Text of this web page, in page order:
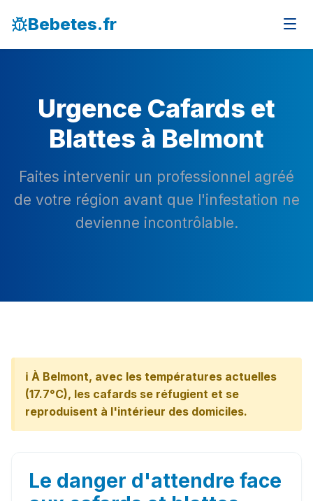
Bebetes.fr
Urgence Cafards et
Blattes à Belmont
Faites intervenir un professionnel agréé
de votre région avant que l'infestation ne
devienne incontrôlable.
ℹ️ À Belmont, avec les températures actuelles
(17.7°C), les cafards se réfugient et se
reproduisent à l'intérieur des domiciles.
Le danger d'attendre face